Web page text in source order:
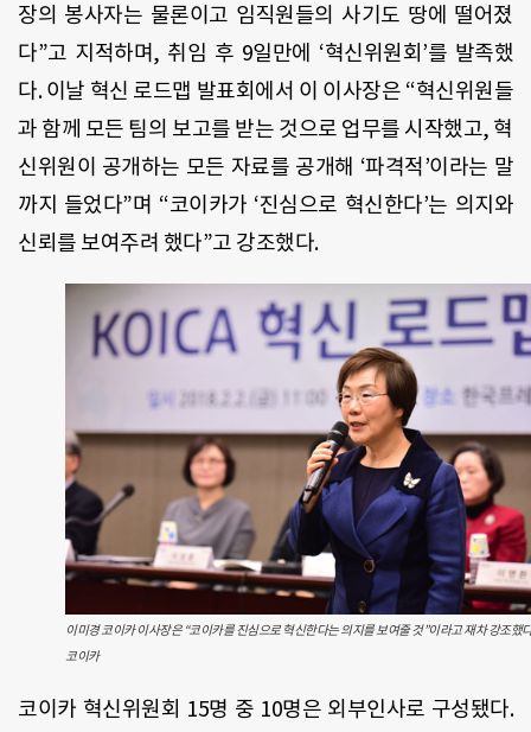
장의 봉사자는 물론이고 임직원들의 사기도 땅에 떨어졌
다”고 지적하며, 취임 후 9일만에 ‘혁신위원회’를 발족했
다. 이날 혁신 로드맵 발표회에서 이 이사장은 “혁신위원들
과 함께 모든 팀의 보고를 받는 것으로 업무를 시작했고, 혁
신위원이 공개하는 모든 자료를 공개해 ‘파격적’이라는 말
까지 들었다”며 “코이카가 ‘진심으로 혁신한다’는 의지와
신뢰를 보여주려 했다”고 강조했다.
이미경 코이카 이사장은 “코이카를 진심으로 혁신한다는 의지를 보여줄 것”이라고 재차 강조했
코이카
코이카 혁신위원회 15명 중 10명은 외부인사로 구성됐다.